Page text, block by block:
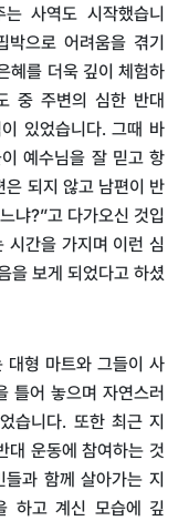
는 사역도 시작했습니
박으로 어려움을 겪기
혜를 더욱 깊이 체험하
중 주변의 심한 반대
있었습니다.그때 바
예수님을 잘 믿고 항
은 되지 않고 남편이 반
냐?”고 다가오신 것입
시간을 가지며 이런 심
을 보게 되었다고 하셨
대형 마트와 그들이 사
틀어 놓으며 자연스러
습니다. 또한 최근 지
대 운동에 참여하는 것
들과 함께 살아가는 지
하고 계신 모습에 깊